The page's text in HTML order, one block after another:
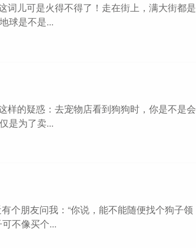
词儿可是火得不得了！走在街上，满大街都是
球是不是...
样的疑惑：去宠物店看到狗狗时，你是不是会
是为了卖...
个朋友问我：“你说，能不能随便找个狗子领
不像买个...